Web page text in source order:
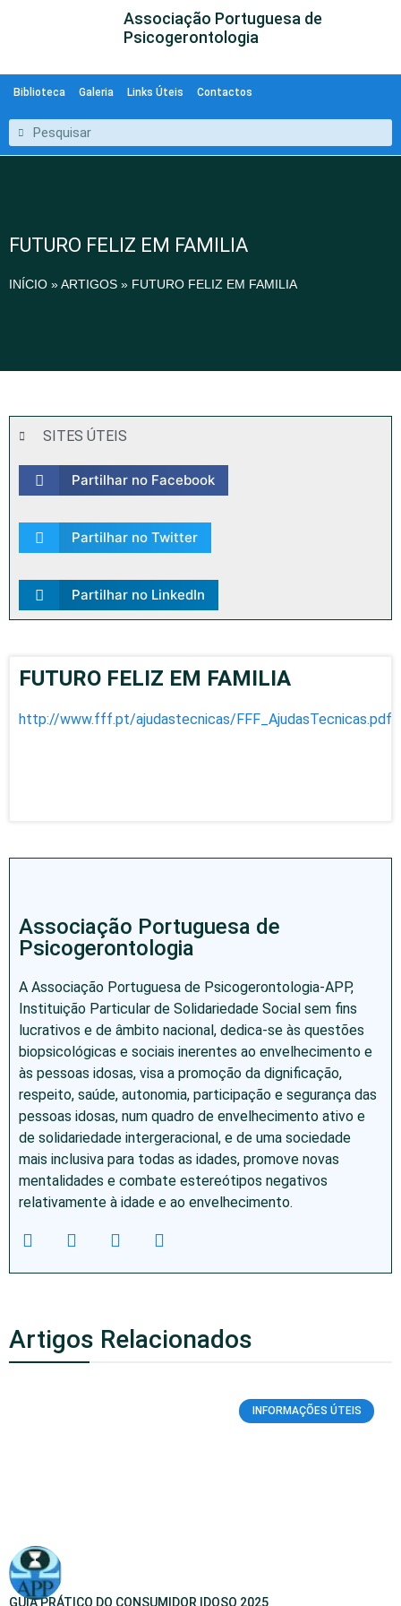
Associação Portuguesa de
Psicogerontologia
Biblioteca Galeria Links Úteis Contactos
FUTURO FELIZ EM FAMILIA
INÍCIO »ARTIGOS » FUTURO FELIZ EM FAMILIA
SITES ÚTEIS
Partilhar no Facebook
Partilhar no Twitter
Partilhar no LinkedIn
FUTURO FELIZ EM FAMILIA
http://www.fff.pt/ajudastecnicas/FFF_AjudasTecnicas.pdf
Associação Portuguesa de
Psicogerontologia
A Associação Portuguesa de Psicogerontologia-APP,
Instituição Particular de Solidariedade Social sem fins
lucrativos e de âmbito nacional, dedica-se às questões
biopsicológicas e sociais inerentes ao envelhecimento e
às pessoas idosas, visa a promoção da dignificação,
respeito, saúde, autonomia, participação e segurança das
pessoas idosas, num quadro de envelhecimento ativo e
de solidariedade intergeracional, e de uma sociedade
mais inclusiva para todas as idades, promove novas
mentalidades e combate estereótipos negativos
relativamente à idade e ao envelhecimento.
Artigos Relacionados
INFORMAÇÕES ÚTEIS
GUIA PRÁTICO DO CONSUMIDOR IDOSO 2025